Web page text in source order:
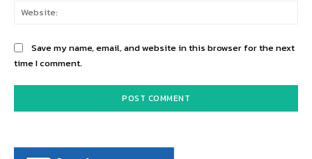
Save my name, email, and website in this browser for the next
time I comment.